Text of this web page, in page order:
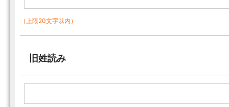
（上限20文字以内）
旧姓読み